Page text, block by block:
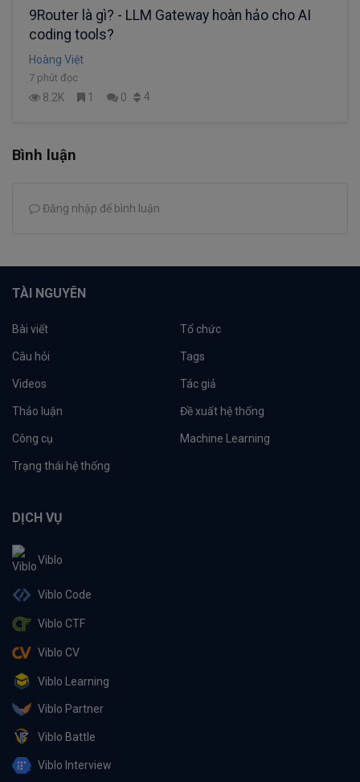
9Router là gì? - LLM Gateway hoàn hảo cho AI
coding tools?
Hoàng Việt
7 phút đọc
8.2K 1 0 4
Bình luận
Đăng nhập để bình luận
TÀI NGUYÊN
Bài viết Tổ chức
Câu hỏi Tags
Videos Tác giả
Thảo luận Đề xuất hệ thống
Công cụ Machine Learning
Trạng thái hệ thống
DỊCH VỤ
Viblo
Viblo Code
Viblo CTF
Viblo CV
Viblo Learning
Viblo Partner
Viblo Battle
Viblo Interview